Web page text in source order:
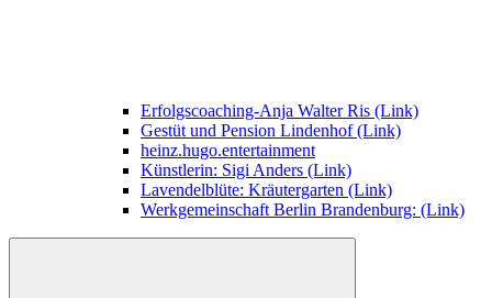
Erfolgscoaching-Anja Walter Ris (Link)
Gestüt und Pension Lindenhof (Link)
heinz.hugo.entertainment
Künstlerin: Sigi Anders (Link)
Lavendelblüte: Kräutergarten (Link)
Werkgemeinschaft Berlin Brandenburg: (Link)